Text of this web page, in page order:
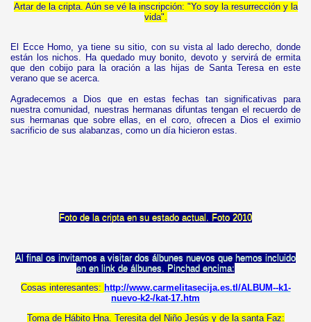
Artar de la cripta. Aún se vé la inscripción: "Yo soy la resurrección y la
vida".
El Ecce Homo, ya tiene su sitio, con su vista al lado derecho, donde
están los nichos. Ha quedado muy bonito, devoto y servirá de ermita
que den cobijo para la oración a las hijas de Santa Teresa en este
verano que se acerca.
Agradecemos a Dios que en estas fechas tan significativas para
nuestra comunidad, nuestras hermanas difuntas tengan el recuerdo de
sus hermanas que sobre ellas, en el coro, ofrecen a Dios el eximio
sacrificio de sus alabanzas, como un día hicieron estas.
Foto de la cripta en su estado actual. Foto 2010
Al final os invitamos a visitar dos álbunes nuevos que hemos incluido
en en link de álbunes. Pinchad encima:
Cosas interesantes: http://www.carmelitasecija.es.tl/ALBUM--k1-
nuevo-k2-/kat-17.htm
Toma de Hábito Hna. Teresita del Niño Jesús y de la santa Faz: